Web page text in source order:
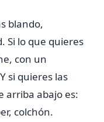
blando,
Si lo que quieres
con un
si quieres las
arriba abajo es:
colchón.